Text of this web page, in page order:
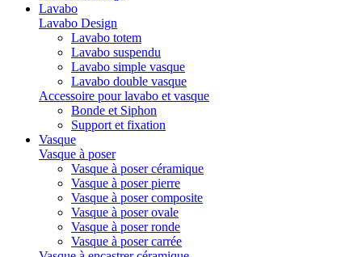
Lavabo
Lavabo Design
Lavabo totem
Lavabo suspendu
Lavabo simple vasque
Lavabo double vasque
Accessoire pour lavabo et vasque
Bonde et Siphon
Support et fixation
Vasque
Vasque à poser
Vasque à poser céramique
Vasque à poser pierre
Vasque à poser composite
Vasque à poser ovale
Vasque à poser ronde
Vasque à poser carrée